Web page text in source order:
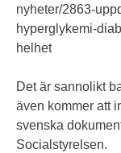
nyheter/2863-
hyperglykemi-
helhet
Det är sannolikt
även kommer att
svenska
Socialstyrelsen.